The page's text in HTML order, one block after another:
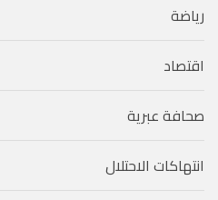
رياضة
اقتصاد
صحافة عبرية
انتهاكات الاحتلال